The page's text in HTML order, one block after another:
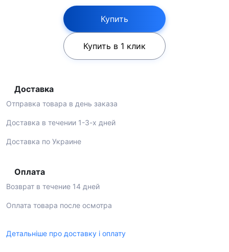
Купить
Купить в 1 клик
Доставка
Отправка товара в день заказа
Доставка в течении 1-3-х дней
Доставка по Украине
Оплата
Возврат в течение 14 дней
Оплата товара после осмотра
Детальніше про доставку і оплату